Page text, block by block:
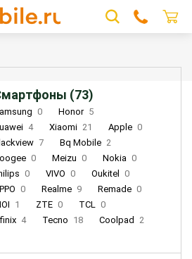
(73)
0 Honor 5
4 Xiaomi 21 Apple 0
7 Bq Mobile 2
0 Meizu 0 Nokia 0
0 VIVO 0 Oukitel
0
0 Realme 9 Remade 0
1 ZTE 0 TCL 0
4 Tecno 18 Coolpad 2